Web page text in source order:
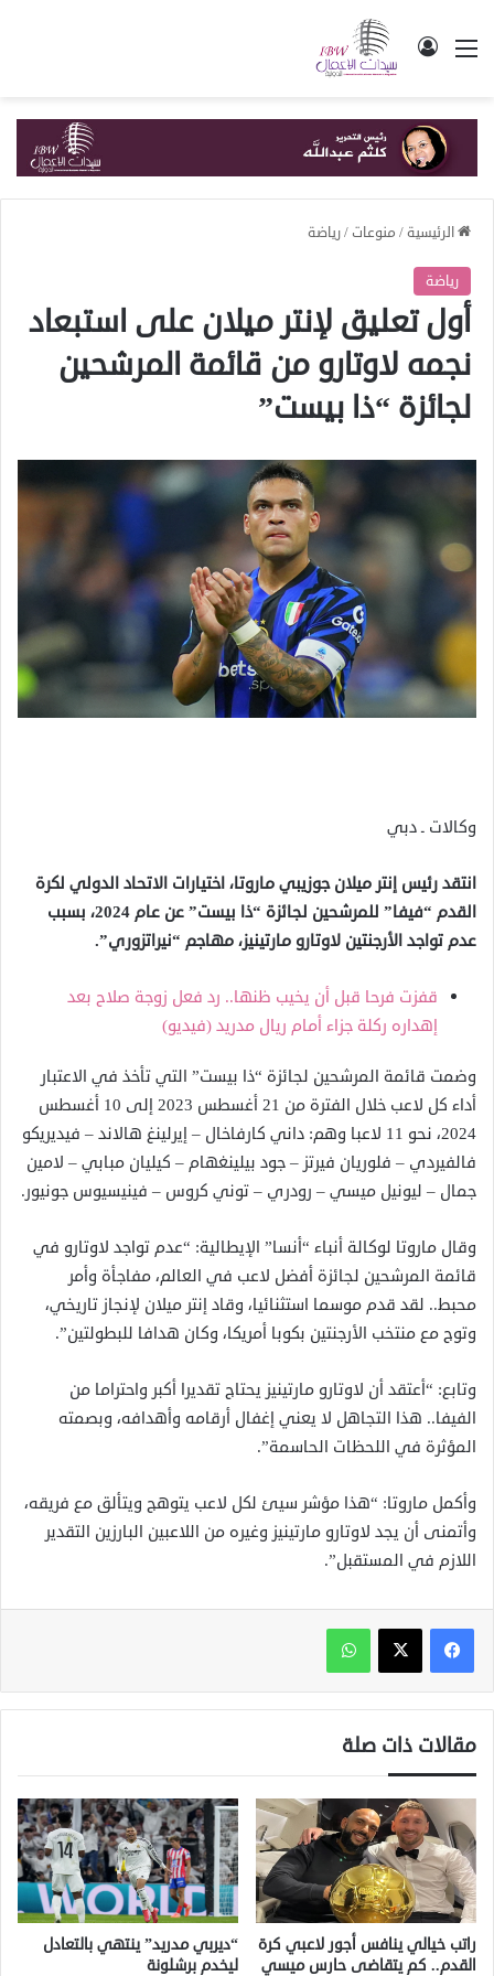
القائمة تسجيل الدخول
الرئيسية/ منوعات /رياضة
رياضة
أول تعليق لإنتر ميلان على استبعاد
نجمه لاوتارو من قائمة المرشحين
لجائزة “ذا بيست”
وكالات ـ دبي
انتقد رئيس إنتر ميلان جوزيبي ماروتا، اختيارات الاتحاد الدولي لكرة
القدم “فيفا” للمرشحين لجائزة “ذا بيست” عن عام 2024، بسبب
عدم تواجد الأرجنتين لاوتارو مارتينيز، مهاجم “نيراتزوري”.
قفزت فرحا قبل أن يخيب ظنها.. رد فعل زوجة صلاح بعد
إهداره ركلة جزاء أمام ريال مدريد (فيديو)
وضمت قائمة المرشحين لجائزة “ذا بيست” التي تأخذ في الاعتبار
أداء كل لاعب خلال الفترة من 21 أغسطس 2023 إلى 10 أغسطس
2024، نحو 11 لاعبا وهم: داني كارفاخال – إيرلينغ هالاند – فيديريكو
فالفيردي – فلوريان فيرتز – جود بيلينغهام – كيليان مبابي – لامين
جمال – ليونيل ميسي – رودري – توني كروس – فينيسيوس جونيور.
وقال ماروتا لوكالة أنباء “أنسا” الإيطالية: “عدم تواجد لاوتارو في
قائمة المرشحين لجائزة أفضل لاعب في العالم، مفاجأة وأمر
محبط.. لقد قدم موسما استثنائيا، وقاد إنتر ميلان لإنجاز تاريخي،
وتوج مع منتخب الأرجنتين بكوبا أمريكا، وكان هدافا للبطولتين”.
وتابع: “أعتقد أن لاوتارو مارتينيز يحتاج تقديرا أكبر واحتراما من
الفيفا.. هذا التجاهل لا يعني إغفال أرقامه وأهدافه، وبصمته
المؤثرة في اللحظات الحاسمة”.
وأكمل ماروتا: “هذا مؤشر سيئ لكل لاعب يتوهج ويتألق مع فريقه،
وأتمنى أن يجد لاوتارو مارتينيز وغيره من اللاعبين البارزين التقدير
اللازم في المستقبل”.
واتساب
مقالات ذات صلة
راتب خيالي ينافس أجور لاعبي كرة
القدم.. كم يتقاضى حارس ميسي
“ديربي مدريد” ينتهي بالتعادل
ليخدم برشلونة